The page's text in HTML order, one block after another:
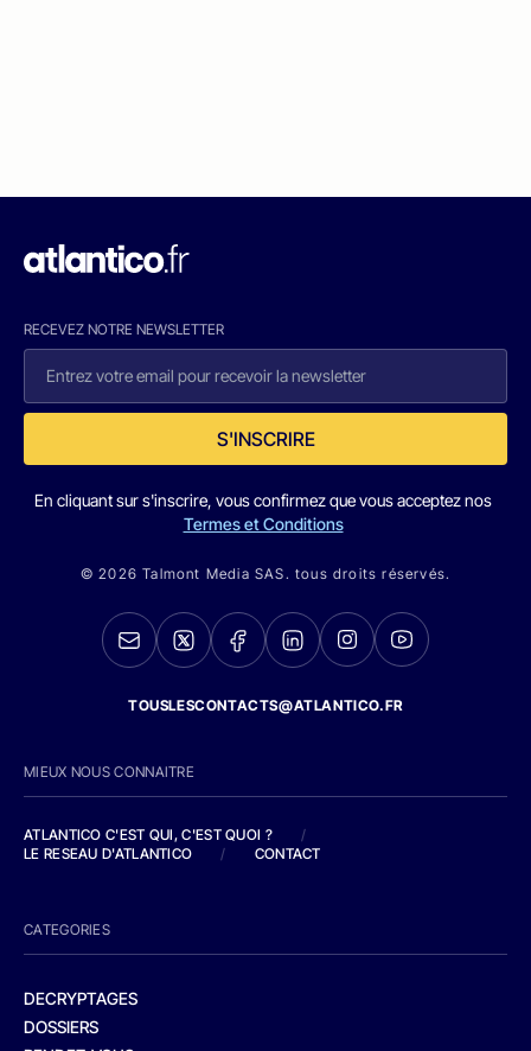
RECEVEZ NOTRE NEWSLETTER
S'INSCRIRE
En cliquant sur s'inscrire, vous confirmez que vous acceptez nos
Termes et Conditions
© 2026 Talmont Media SAS. tous droits réservés.
TOUSLESCONTACTS@ATLANTICO.FR
MIEUX NOUS CONNAITRE
ATLANTICO C'EST QUI, C'EST QUOI ?
/
LE RESEAU D'ATLANTICO
/ CONTACT
CATEGORIES
DECRYPTAGES
DOSSIERS